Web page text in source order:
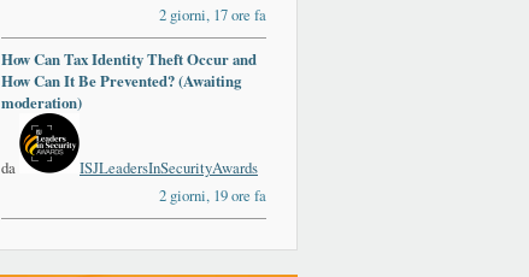
2 giorni, 17 ore fa
How Can Tax Identity Theft Occur and
How Can It Be Prevented? (Awaiting
moderation)
da
ISJLeadersInSecurityAwards
2 giorni, 19 ore fa